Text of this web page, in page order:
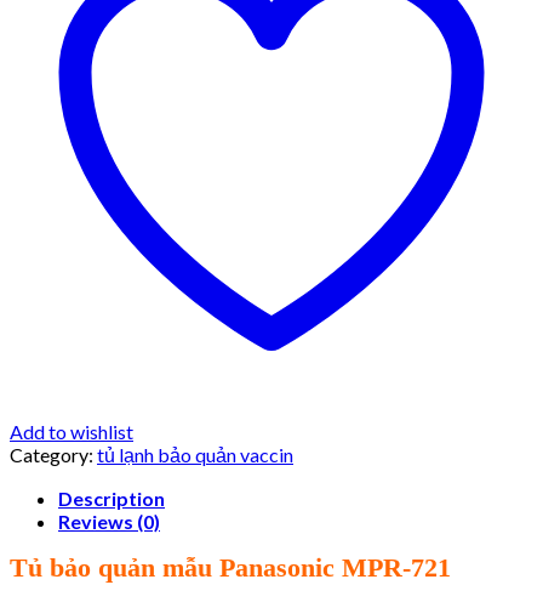
Add to wishlist
Category: tủ lạnh bảo quản vaccin
Description
Reviews (0)
Tủ bảo quản mẫu Panasonic MPR-721